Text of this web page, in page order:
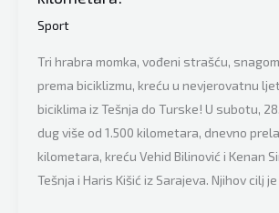
Sport
Tri hrabra momka, vođeni strašću,
prema biciklizmu, kreću u nevjerovatnu
biciklima iz Tešnja do Turske! U subotu,
dug više od 1.500 kilometara, dnevno
kilometara, kreću Vehid Bilinović i Kenan
Tešnja i Haris Kišić iz Sarajeva. Njihov cilj